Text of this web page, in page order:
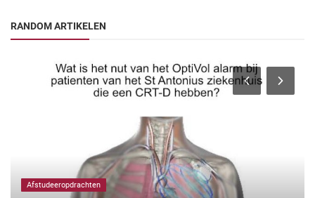
RANDOM ARTIKELEN
Afstudeeropdrachten